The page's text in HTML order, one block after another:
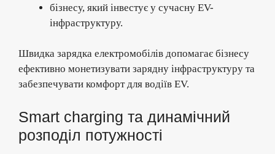
бізнесу, який інвестує у сучасну EV-
інфраструктуру.
Швидка зарядка електромобілів допомагає бізнесу
ефективно монетизувати зарядну інфраструктуру та
забезпечувати комфорт для водіїв EV.
Smart charging та динамічний
розподіл потужності